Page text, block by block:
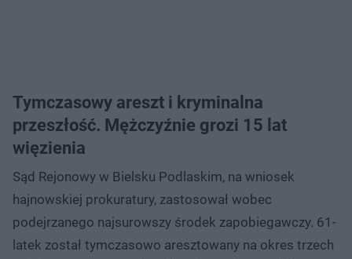
Tymczasowy areszt i kryminalna
przeszłość. Mężczyźnie grozi 15 lat
więzienia
Sąd Rejonowy w Bielsku Podlaskim, na wniosek
hajnowskiej prokuratury, zastosował wobec
podejrzanego najsurowszy środek zapobiegawczy. 61-
latek został tymczasowo aresztowany na okres trzech